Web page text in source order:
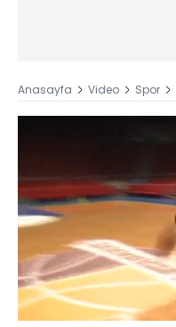
Anasayfa Video Spor
Sesi
Aç